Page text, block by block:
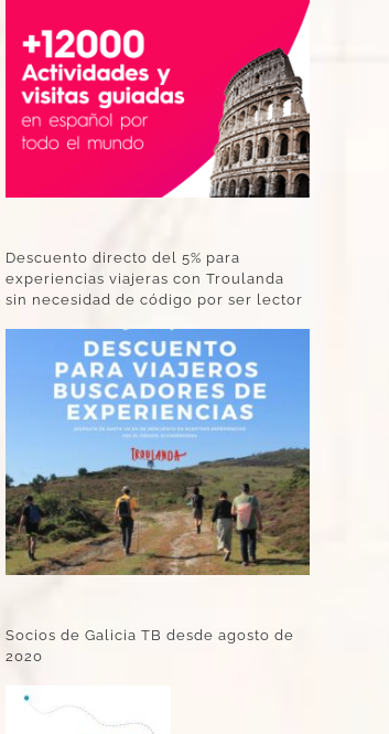
Descuento directo del 5% para
experiencias viajeras con Troulanda
sin necesidad de código por ser lector
Socios de Galicia TB desde agosto de
2020